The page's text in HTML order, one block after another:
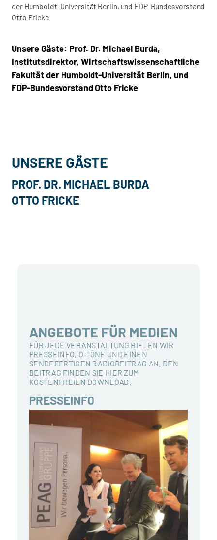
der Humboldt-Universität Berlin, und FDP-Bundesvorstand
Otto Fricke
Unsere Gäste: Prof. Dr. Michael Burda,
Institutsdirektor, Wirtschaftswissenschaftliche
Fakultät der Humboldt-Universität Berlin, und
FDP-Bundesvorstand Otto Fricke
UNSERE GÄSTE
PROF. DR. MICHAEL BURDA
OTTO FRICKE
ANGEBOTE FÜR MEDIEN
FÜR JEDE VERANSTALTUNG BIETEN WIR
PRESSEINFO, O-TÖNE UND EINEN
SENDEFERTIGEN RADIOBEITRAG AN. DEN
BEITRAG FINDEN SIE HIER ZUM
KOSTENFREIEN DOWNLOAD.
PRESSEINFO